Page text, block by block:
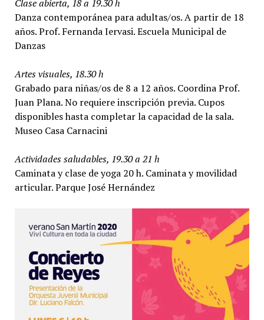
Clase abierta, 18 a 19.30 h
Danza contemporánea para adultas/os. A partir de 18
años. Prof. Fernanda Iervasi. Escuela Municipal de
Danzas
Artes visuales, 18.30 h
Grabado para niñas/os de 8 a 12 años. Coordina Prof.
Juan Plana. No requiere inscripción previa. Cupos
disponibles hasta completar la capacidad de la sala.
Museo Casa Carnacini
Actividades saludables, 19.30 a 21 h
Caminata y clase de yoga 20 h. Caminata y movilidad
articular. Parque José Hernández